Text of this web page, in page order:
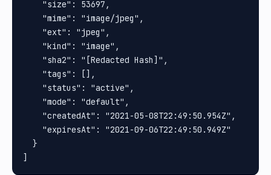
    "size": 53697,
    "mime": "image/jpeg",
    "ext": "jpeg",
    "kind": "image",
    "sha2": "[Redacted Hash]",
    "tags": [],
    "status": "active",
    "mode": "default",
    "createdAt": "2021-05-08T22:49:50.954Z",
    "expiresAt": "2021-09-06T22:49:50.949Z"
  }